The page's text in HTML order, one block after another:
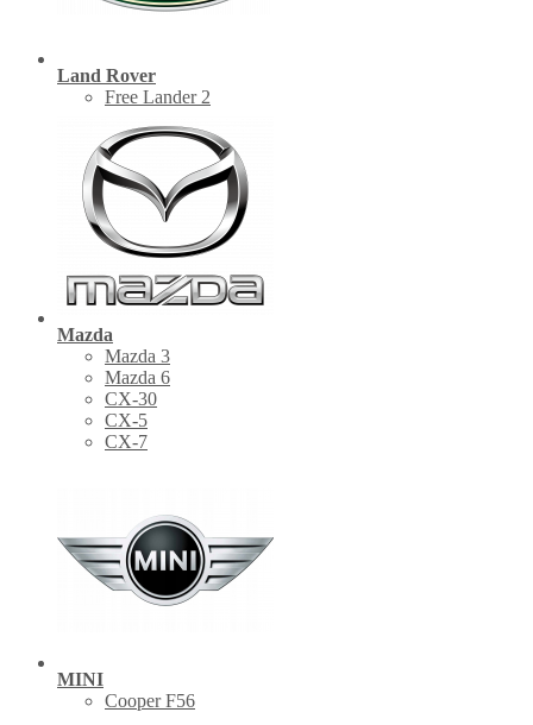
Land Rover
Free Lander 2
Mazda
Mazda 3
Mazda 6
CX-30
СХ-5
CX-7
MINI
Cooper F56